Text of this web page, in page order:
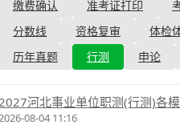
面试补录
历年真题
国企/
缴费确认 准考证打印
分数线
资格复审 体检
历年真题
行测 申论
河北事业单位职测(行测)各
08-04 11:16